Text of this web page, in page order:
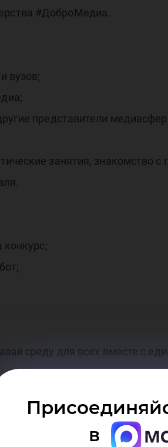
в
#ДоброМедиа.
вузов;
представители
занятия, знакомство
среду для всех вместе с